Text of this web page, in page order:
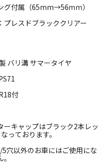
グ付属（65mm→56ｍｍ）
プレスドブラッククリアー
バリ溝 サマータイヤ
付
ーキャップはブラック2本レッ
っております。
穴以外のお車にはご使用にな